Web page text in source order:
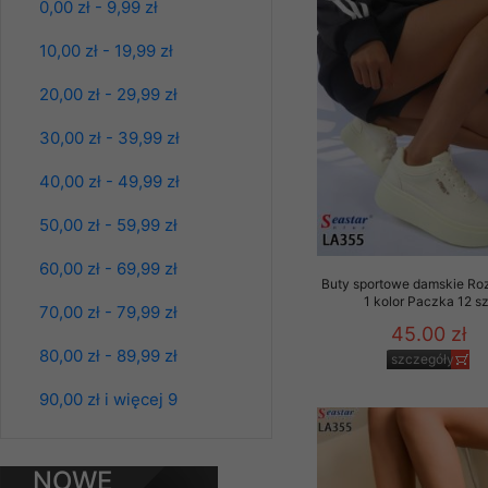
0,00 zł - 9,99 zł
10,00 zł - 19,99 zł
20,00 zł - 29,99 zł
30,00 zł - 39,99 zł
40,00 zł - 49,99 zł
50,00 zł - 59,99 zł
60,00 zł - 69,99 zł
70,00 zł - 79,99 zł
80,00 zł - 89,99 zł
90,00 zł i więcej 9
NOWE
Kolor Paczka 10 szt
szczegóły
Spodnie damskie
jeansy Roz 25-30, 1
szczegóły
Buty sportowe damskie
1 kolor Paczka 12
45.00 zł
szczegóły
Klientów
ochronie danych
serwerach
pracownicy Sklepu.
Każdy Klient, który
ich weryfikacji,
Sklep nie
chyba że dzieje się
prawa organów
Nasz Sklep
przez nasz serwer i
jego indywidualnych
opcję przyjmowania
może wpłynąć na
• sesji
• ostatnio